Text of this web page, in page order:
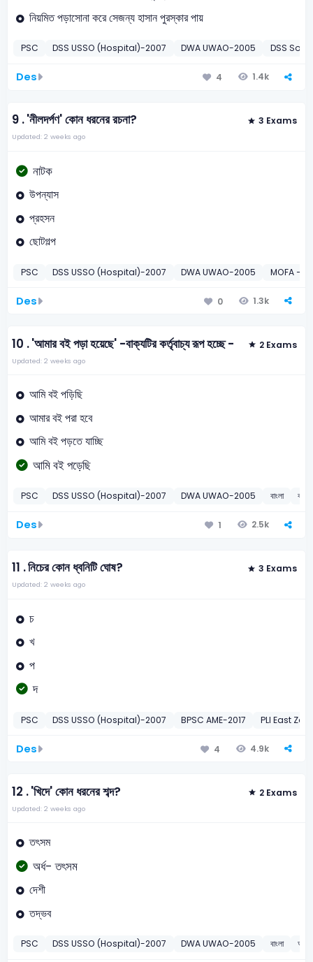
নিয়মিত পড়াসোনা করে সেজন্য হাসান পুরস্কার পায়
PSC DSS USSO (Hospital)-2007 DWA UWAO-2005 DSS
Des 4 1.4k
9 .'নীলদর্পণ' কোন ধরনের রচনা? 3 Exams
Updated: 2 weeks ago
নাটক
উপন্যাস
প্রহসন
ছোটগল্প
PSC DSS USSO (Hospital)-2007 DWA UWAO-2005 MOFA –
Des 0 1.3k
10 .'আমার বই পড়া হয়েছে' -বাক্যটির কর্তৃবাচ্য রূপ হচ্ছে - 2 Exams
Updated: 2 weeks ago
আমি বই পড়িছি
আমার বই পরা হবে
আমি বই পড়তে যাচ্ছি
আমি বই পড়েছি
PSC DSS USSO (Hospital)-2007 DWA UWAO-2005 বাংলা
Des 1 2.5k
11 .নিচের কোন ধ্বনিটি ঘোষ? 3 Exams
Updated: 2 weeks ago
চ
খ
প
দ
PSC DSS USSO (Hospital)-2007 BPSC AME-2017 PLI East
Des 4 4.9k
12 .'খিদে' কোন ধরনের শব্দ? 2 Exams
Updated: 2 weeks ago
তৎসম
অর্ধ- তৎসম
দেশী
তদ্ভব
PSC DSS USSO (Hospital)-2007 DWA UWAO-2005 বাংলা অর্ধ-